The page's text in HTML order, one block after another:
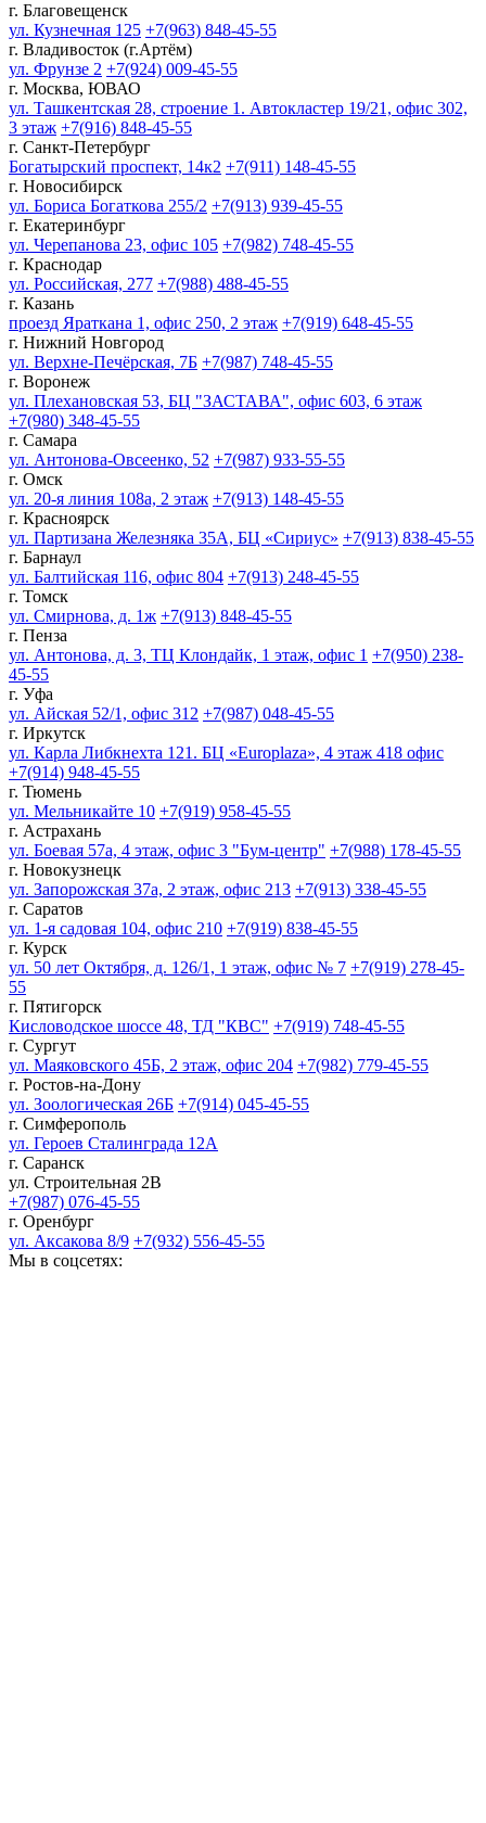
г. Благовещенск
ул. Кузнечная 125 +7(963) 848-45-55
г. Владивосток (г.Артём)
ул. Фрунзе 2 +7(924) 009-45-55
г. Москва, ЮВАО
ул. Ташкентская 28, строение 1. Автокластер 19/21, офис 302,
3 этаж +7(916) 848-45-55
г. Санкт-Петербург
Богатырский проспект, 14к2 +7(911) 148-45-55
г. Новосибирск
ул. Бориса Богаткова 255/2 +7(913) 939-45-55
г. Екатеринбург
ул. Черепанова 23, офис 105 +7(982) 748-45-55
г. Краснодар
ул. Российская, 277 +7(988) 488-45-55
г. Казань
проезд Яраткана 1, офис 250, 2 этаж +7(919) 648-45-55
г. Нижний Новгород
ул. Верхне-Печёрская, 7Б +7(987) 748-45-55
г. Воронеж
ул. Плехановская 53, БЦ "ЗАСТАВА", офис 603, 6 этаж
+7(980) 348-45-55
г. Самара
ул. Антонова-Овсеенко, 52 +7(987) 933-55-55
г. Омск
ул. 20-я линия 108а, 2 этаж +7(913) 148-45-55
г. Красноярск
ул. Партизана Железняка 35А, БЦ «Сириус» +7(913) 838-45-55
г. Барнаул
ул. Балтийская 116, офис 804 +7(913) 248-45-55
г. Томск
ул. Смирнова, д. 1ж +7(913) 848-45-55
г. Пенза
ул. Антонова, д. 3, ТЦ Клондайк, 1 этаж, офис 1 +7(950) 238-
45-55
г. Уфа
ул. Айская 52/1, офис 312 +7(987) 048-45-55
г. Иркутск
ул. Карла Либкнехта 121. БЦ «Europlaza», 4 этаж 418 офис
+7(914) 948-45-55
г. Тюмень
ул. Мельникайте 10 +7(919) 958-45-55
г. Астрахань
ул. Боевая 57а, 4 этаж, офис 3 "Бум-центр" +7(988) 178-45-55
г. Новокузнецк
ул. Запорожская 37а, 2 этаж, офис 213 +7(913) 338-45-55
г. Саратов
ул. 1-я садовая 104, офис 210 +7(919) 838-45-55
г. Курск
ул. 50 лет Октября, д. 126/1, 1 этаж, офис № 7 +7(919) 278-45-
55
г. Пятигорск
Кисловодское шоссе 48, ТД "КВС" +7(919) 748-45-55
г. Сургут
ул. Маяковского 45Б, 2 этаж, офис 204 +7(982) 779-45-55
г. Ростов-на-Дону
ул. Зоологическая 26Б +7(914) 045-45-55
г. Симферополь
ул. Героев Сталинграда 12А
г. Саранск
ул. Строительная 2В
+7(987) 076-45-55
г. Оренбург
ул. Аксакова 8/9 +7(932) 556-45-55
Мы в соцсетях: